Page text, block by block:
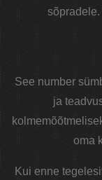
See number
ja
oma
Kui enne